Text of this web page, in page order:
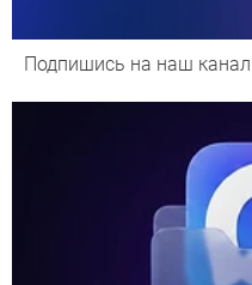
Подпишись на наш